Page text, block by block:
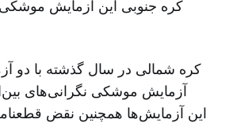
کره جنوبی این آزمایش
کره شمالی در سال گذشته با دو
آزمایش موشکی نگرانی‌های
این آزمایش‌ها همچنین نقض